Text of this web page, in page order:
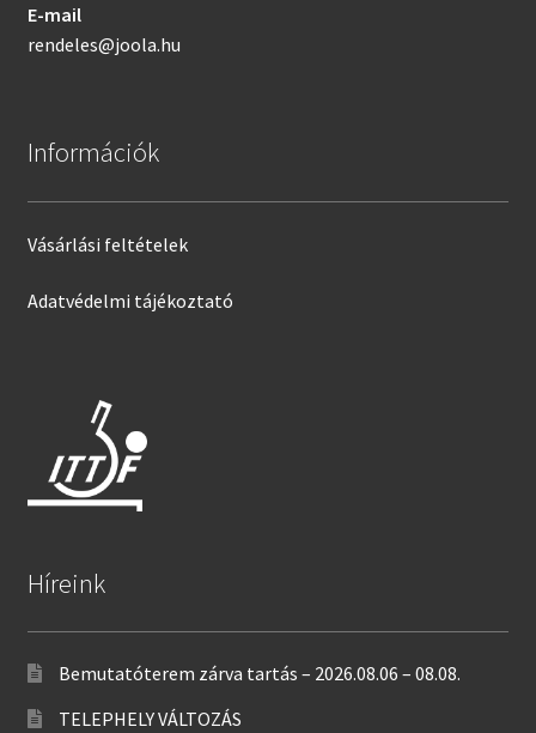
E-mail
rendeles@joola.hu
Információk
Vásárlási feltételek
Adatvédelmi tájékoztató
Híreink
Bemutatóterem zárva tartás – 2026.08.06 – 08.08.
TELEPHELY VÁLTOZÁS